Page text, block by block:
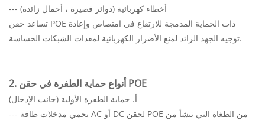
--- أخطاء كهربائية (دوائر قصيرة ، أحمال زائدة)
تساعد حقن POE ذات الحماية المدمجة للارتفاع في امتصاص وإعادة
توجيه الجهد الزائد لمنع الأضرار الكهربائية لمعدات الشبكات الحساسة.
2. أنواع حماية الطفرة في حقن POE
أ. حماية الطفرة الأولية (جانب الإدخال)
--- يحمي مدخلات طاقة AC أو DC لحقن POE من الطغاة التي تنشأ من